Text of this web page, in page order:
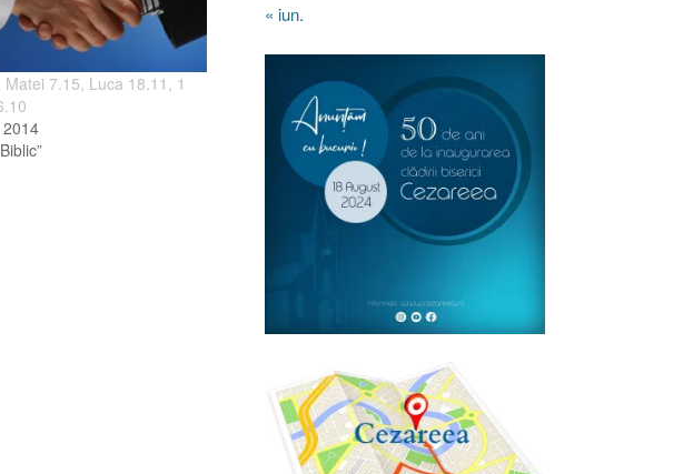
Matei 7.15, Luca 18.11, 1
« iun.